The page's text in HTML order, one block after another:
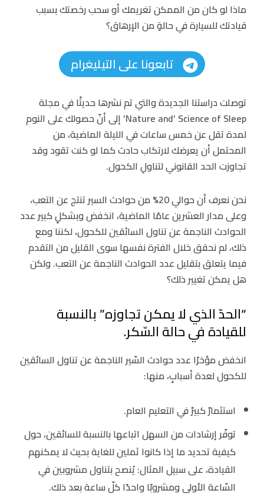
ماذا لو كان من الممكن تغريمك أو سحب رخصتك بسبب
قيادتك للسيارة في حالةٍ من الإرهاق؟
تابعونا على التيليغرام
توصلت دراستنا الجديدة والتي تم نشرها حديثًا في مجلة
Nature and’ Science of Sleep’ إلى أنّ حصولك على النوم
لمدة تقل عن خمس ساعات في الليلة الماضية، من
المحتمل أن يعرضك لارتكاب حادث كما لو كنت تقود وقد
تجاوزت الحد القانوني لتناولِ الكحول.
نحن نعرف أن حوالي 20% من حوادث السير تنتج عن التعب،
وعلى مدار العشرين عامًا الماضية، انخفض وبشكلٍ كبير عدد
الحوادث الناجمة عن تناول السائقين للكحول، لكننا ومع
ذلك، لم نحقق خلال الفترة نفسها سوى القليل من التقدم
فيما يتعلق بتقليل عدد الحوادث الناجمة عن التعب. ولكن
هل يمكن تغيير ذلك؟
“الحدّ الذي لا يمكن تجاوزه” بالنسبة
للقيادة في حالة السّكر.
انخفض مؤخرًا عدد حوادث السّير الناجمة عن تناول السائقين
للكحول لعدة أسبابٍ، منها:
استثمارٌ كبيرٌ في التعليم العام.
توفّر إرشادات من السهل اتباعها بالنسبة للسائقين، حول
كيفية تحديد ما إذا كانوا ثملين للغاية بحيث لا يمكنهم
القيادة، على سبيل المثال: يُنصح بتناول مشروبين في
السّاعة الأولى ومشروبًا واحدًا كلّ ساعة بعد ذلك.